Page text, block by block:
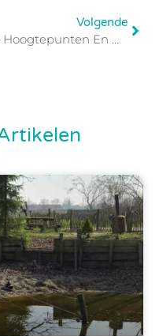
Volgende
De Hoogtepunten En Dieptepunten Van Mijn Ondernemersreis